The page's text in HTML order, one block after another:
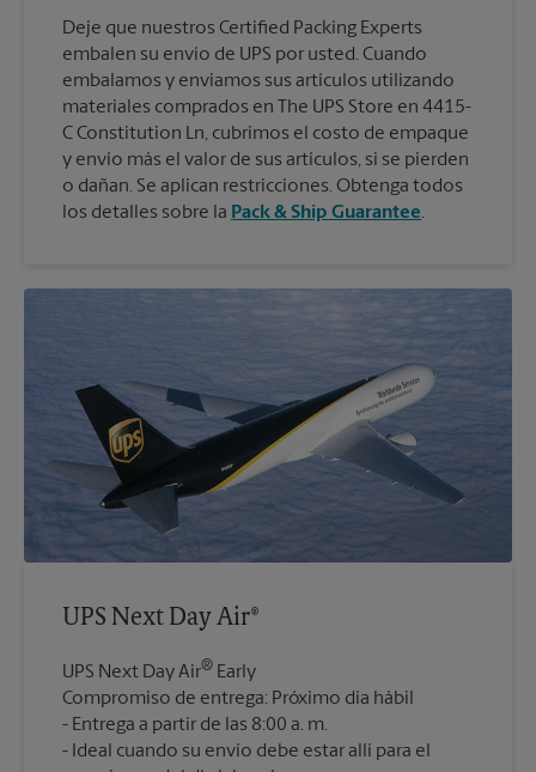
Deje que nuestros Certified Packing Experts
embalen su envío de UPS por usted. Cuando
embalamos y enviamos sus artículos utilizando
materiales comprados en The UPS Store en 4415-
C Constitution Ln, cubrimos el costo de empaque
y envío más el valor de sus artículos, si se pierden
o dañan. Se aplican restricciones. Obtenga todos
los detalles sobre la Pack & Ship Guarantee.
UPS Next Day Air®
UPS Next Day Air® Early
Compromiso de entrega: Próximo día hábil
Entrega a partir de las 8:00 a. m.
Ideal cuando su envío debe estar allí para el